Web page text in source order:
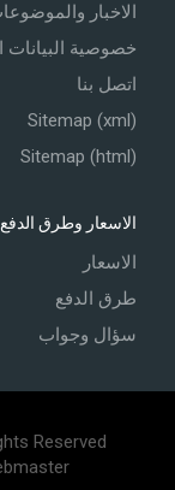
الاخبار
خصوصية
اتصل بنا
Sitemap (xml)
Sitemap (html)
الاسعار وطرق الدفع
الاسعار
طرق الدفع
سؤال وجواب
Reserved.